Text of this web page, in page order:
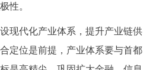
性。
代化产业体系，提升产业链供
定位是前提，产业体系要与首都